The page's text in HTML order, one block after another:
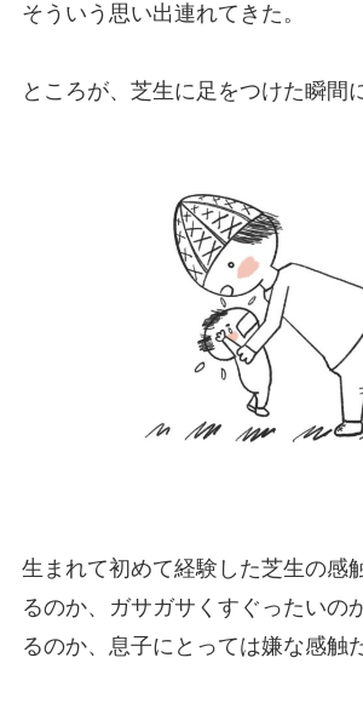
そういう思い出連れてきた。
ところが、芝生に足をつけた瞬間
生まれて初めて経験した芝生の感
るのか、ガサガサくすぐったいの
るのか、息子にとっては嫌な感触